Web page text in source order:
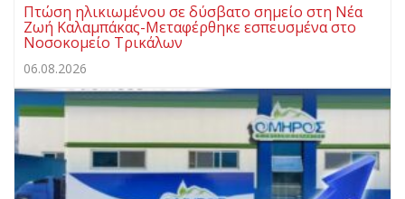
Πτώση ηλικιωμένου σε δύσβατο σημείο στη Νέα
Ζωή Καλαμπάκας-Μεταφέρθηκε εσπευσμένα στο
Νοσοκομείο Τρικάλων
06.08.2026